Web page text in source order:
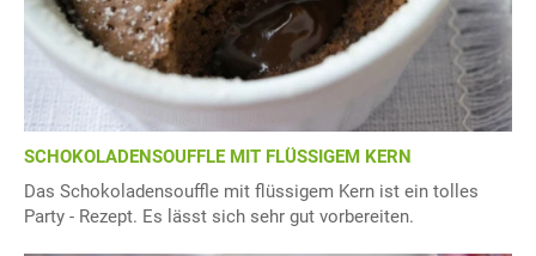
SCHOKOLADENSOUFFLE MIT FLÜSSIGEM KERN
Das Schokoladensouffle mit flüssigem Kern ist ein tolles
Party - Rezept. Es lässt sich sehr gut vorbereiten.